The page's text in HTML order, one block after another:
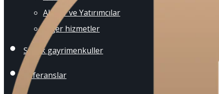
Alıcılar ve Yatırımcılar
Diğer hizmetler
Satılık gayrimenkuller
Referanslar